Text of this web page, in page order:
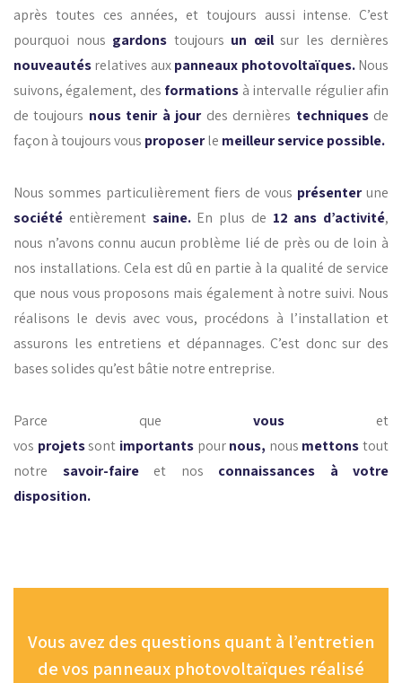
après toutes ces années, et toujours aussi intense. C’est
pourquoi nous gardons toujours un œilsur les dernières
nouveautésrelatives auxpanneaux photovoltaïques.Nous
suivons, également, des formations à intervalle régulier afin
de toujours nous tenir à jourdes dernières techniquesde
façon à toujours vous proposerle meilleur service possible.
Nous sommes particulièrement fiers de vous présenterune
société entièrement saine.En plus de 12 ans d’activité,
nous n’avons connu aucun problème lié de près ou de loin à
nos installations. Cela est dû en partie à la qualité de service
que nous vous proposons mais également à notre suivi. Nous
réalisons le devis avec vous, procédons à l’installation et
assurons les entretiens et dépannages. C’est donc sur des
bases solides qu’est bâtie notre entreprise.
Parce que vous et
vos projetssont importantspournous, nous mettonstout
notre savoir-faireet nos connaissances à
votre
disposition.
Vous avez des questions quant à l’entretien
de vos panneaux photovoltaïques réalisé